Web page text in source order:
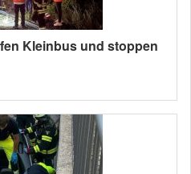
Kleinbus und stoppen